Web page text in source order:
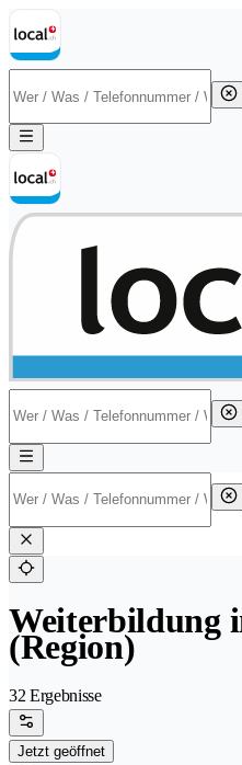
Weiterbildung
(Region)
32 Ergebnisse
Jetzt geöffnet